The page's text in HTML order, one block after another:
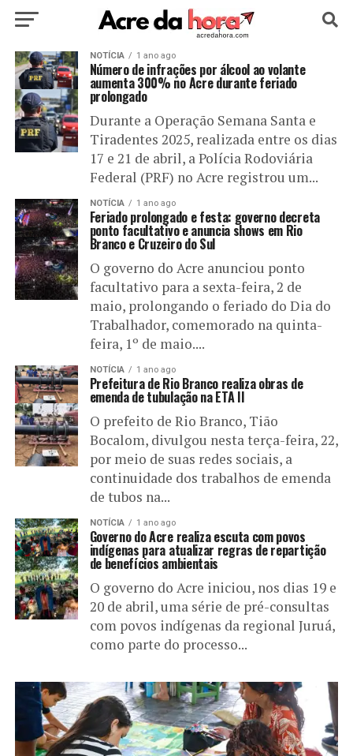
HOME POLÍTICA CULTURA
EDUCAÇÃO NOTÍCIA
NOTÍCIA 1 ano ago
Número de infrações por álcool ao volante
aumenta 300% no Acre durante feriado
prolongado
Durante a Operação Semana Santa e
Tiradentes 2025, realizada entre os dias
17 e 21 de abril, a Polícia Rodoviária
Federal (PRF) no Acre registrou um...
NOTÍCIA 1 ano ago
Feriado prolongado e festa: governo decreta
ponto facultativo e anuncia shows em Rio
Branco e Cruzeiro do Sul
O governo do Acre anunciou ponto
facultativo para a sexta-feira, 2 de
maio, prolongando o feriado do Dia do
Trabalhador, comemorado na quinta-
feira, 1º de maio....
NOTÍCIA 1 ano ago
Prefeitura de Rio Branco realiza obras de
emenda de tubulação na ETA II
O prefeito de Rio Branco, Tião
Bocalom, divulgou nesta terça-feira, 22,
por meio de suas redes sociais, a
continuidade dos trabalhos de emenda
de tubos na...
NOTÍCIA 1 ano ago
Governo do Acre realiza escuta com povos
indígenas para atualizar regras de repartição
de benefícios ambientais
O governo do Acre iniciou, nos dias 19 e
20 de abril, uma série de pré-consultas
com povos indígenas da regional Juruá,
como parte do processo...